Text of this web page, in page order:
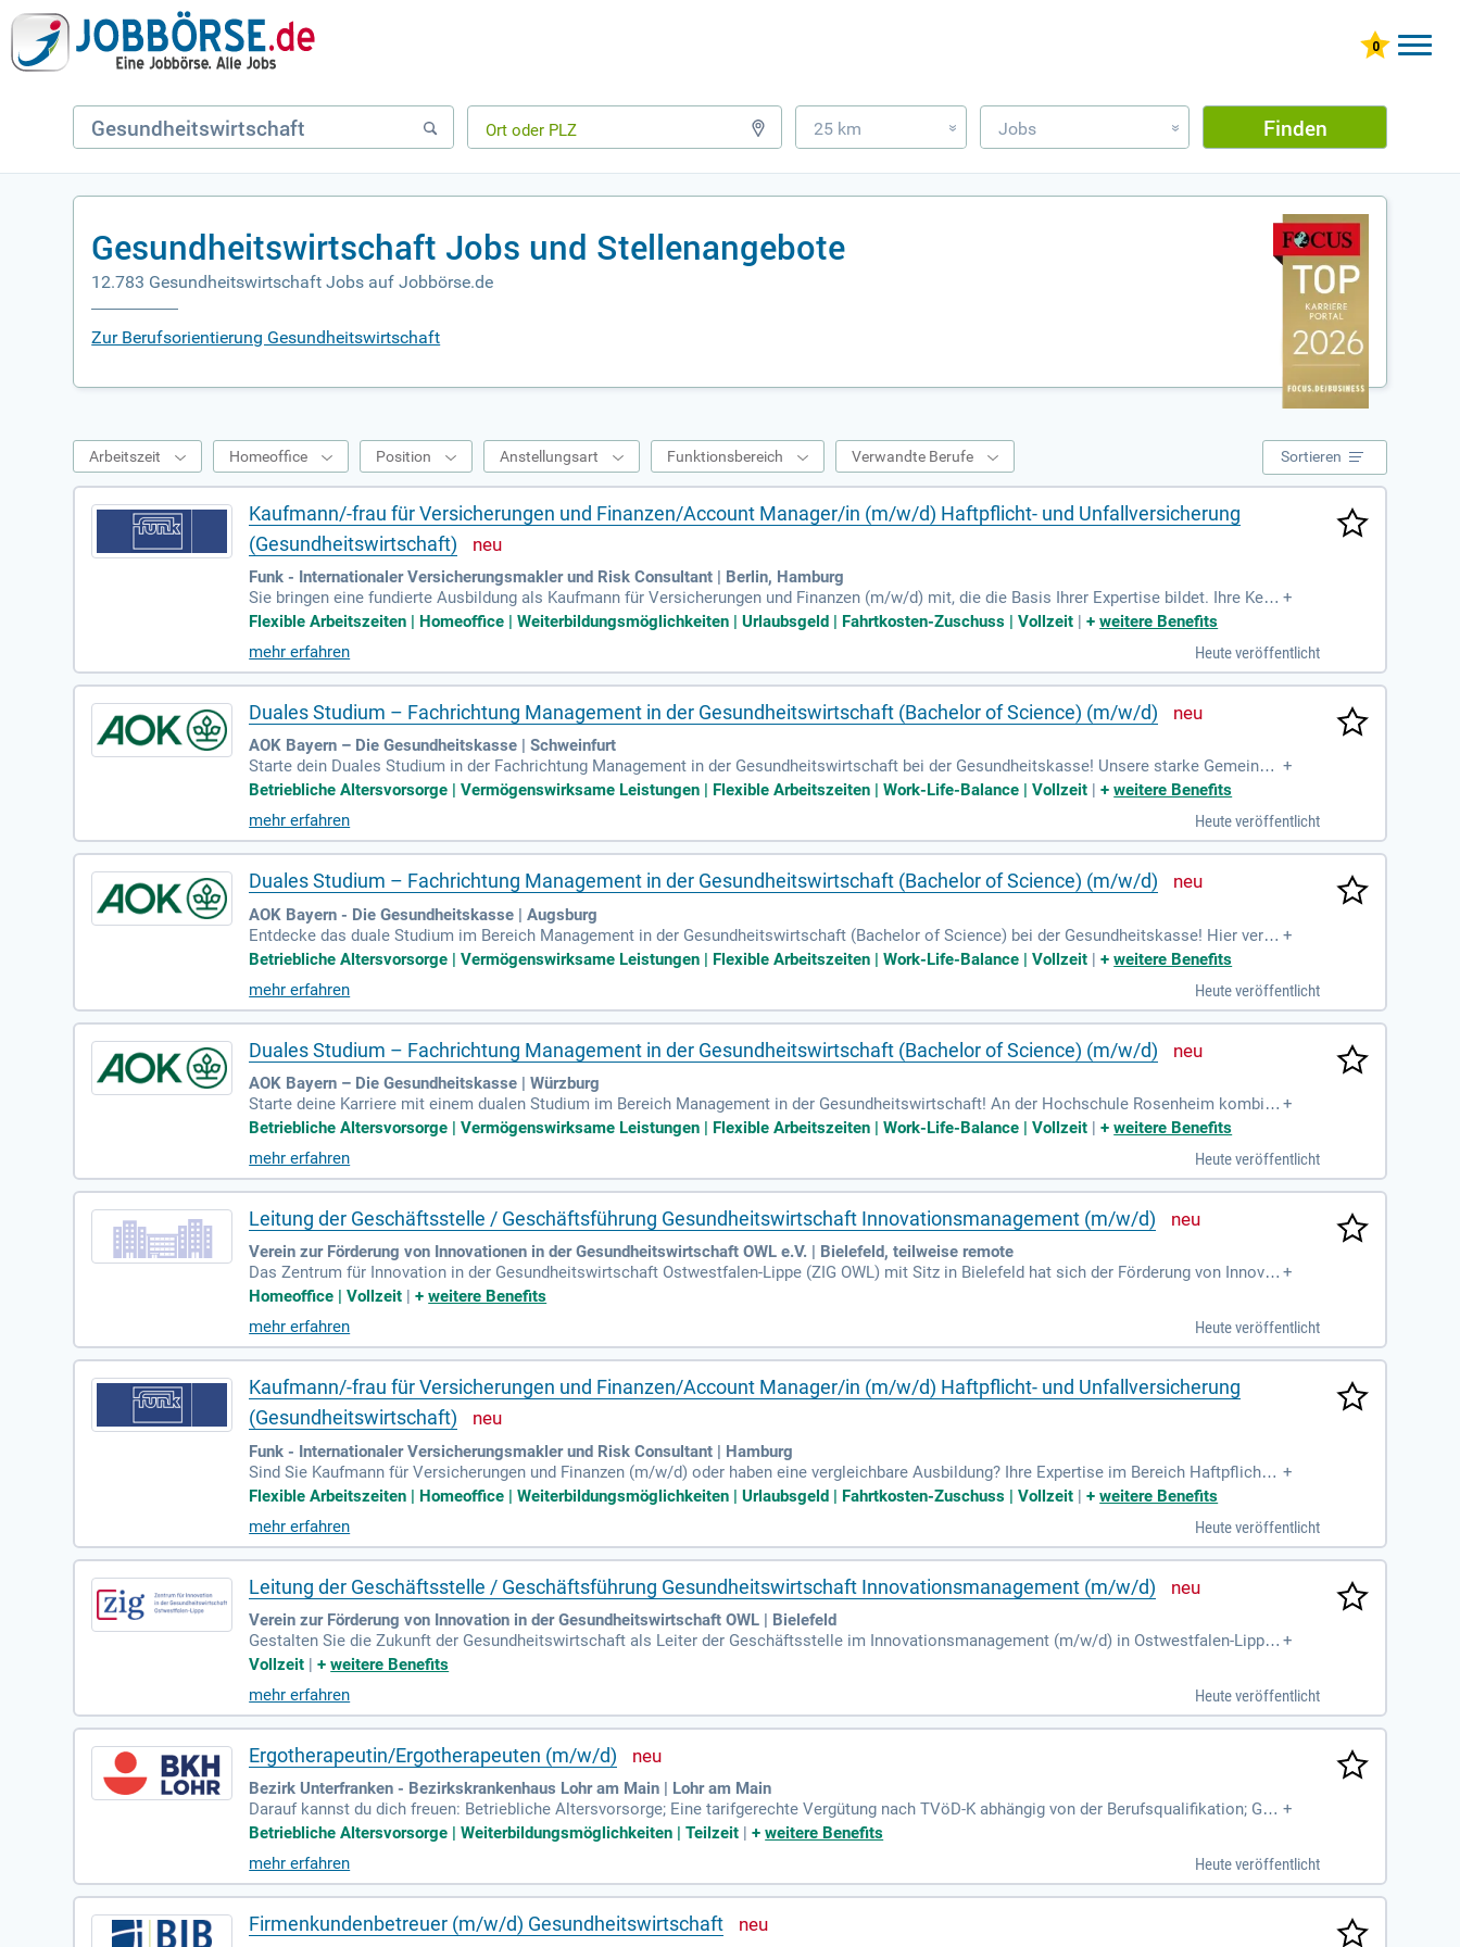
25 km » Jobs » Finden
Gesundheitswirtschaft Jobs und Stellenangebote
12.783 Gesundheitswirtschaft Jobs auf Jobbörse.de
Zur Berufsorientierung Gesundheitswirtschaft
Arbeitszeit Homeoffice Position Anstellungsart Funktionsbereich Verwandte Berufe Sortieren
Kaufmann/-frau für Versicherungen und Finanzen/Account Manager/in (m/w/d) Haftpflicht- und Unfallversicherung
(Gesundheitswirtschaft)
Funk - Internationaler Versicherungsmakler und Risk Consultant | Berlin, Hamburg
Sie bringen eine fundierte Ausbildung als Kaufmann für Versicherungen und Finanzen (m/w/d) mit, die die Basis Ihrer Expertise bildet. Ihre Kenn
tnisse in der Haftpflicht- und Unfallversicherung sind hervorragend. Idealerweise verfügen Sie über Erfahrung in der Betreuung von Kliniken, Pfle
geeinrichtungen oder im Bereich der Arzthaftung. Ihr Engagement und Ihre Teamfähigkeit sind entscheidend für unseren gemeinsamen Erfolg.
Sie arbeiten organisiert und strukturiert, um höchste Kundenzufriedenheit zu garantieren. Zudem beherrschen Sie MS-Office, insbesondere Exce
l, und sind bereit, sich in neue IT-Systeme einzuarbeiten.
+
Flexible Arbeitszeiten | Homeoffice | Weiterbildungsmöglichkeiten | Urlaubsgeld | Fahrtkosten-Zuschuss | Vollzeit |+weitere Benefits
mehr erfahren
Heute veröffentlicht
Duales Studium – Fachrichtung Management in der Gesundheitswirtschaft (Bachelor of Science) (m/w/d)
AOK Bayern – Die Gesundheitskasse | Schweinfurt
Starte dein Duales Studium in der Fachrichtung Management in der Gesundheitswirtschaft bei der Gesundheitskasse! Unsere starke Gemeinsc
haft setzt sich aus verschiedenen Talenten zusammen, die gemeinsam daran arbeiten, dass unsere Versicherten gesund bleiben. Durch die Ko
u „Management in der Gesundheitswirtschaft“ und machst damit einen wichtigen Schritt in deine Zukunft. Nach nur acht Semestern kannst du
den Bachelor of Science erwerben. Werde Teil unseres Teams und entwickle dich in einem unterstützenden Umfeld stetig weiter!
+
Betriebliche Altersvorsorge | Vermögenswirksame Leistungen | Flexible Arbeitszeiten | Work-Life-Balance | Vollzeit |+weitere Benefits
mehr erfahren
Heute veröffentlicht
Duales Studium – Fachrichtung Management in der Gesundheitswirtschaft (Bachelor of Science) (m/w/d)
AOK Bayern - Die Gesundheitskasse | Augsburg
Entdecke das duale Studium im Bereich Management in der Gesundheitswirtschaft (Bachelor of Science) bei der Gesundheitskasse! Hier verei
nen sich verschiedene Talente, um die Gesundheit unserer Versicherten zu fördern. Du profitierst von einer praxisnahen Ausbildung und einem f
undierten Studium an der Hochschule Rosenheim. Nach acht Semestern erhältst du deinen Bachelor-Abschluss, während du parallel die Ausbil
dung zum Sozialversicherungsfachangestellten absolvierst. Unser Motto lautet: Gemeinsam stärker! Starte deine Karriere in der Gesundheitswi
rtschaft und gestalte die Zukunft mit uns – bewirb dich jetzt!
+
Betriebliche Altersvorsorge | Vermögenswirksame Leistungen | Flexible Arbeitszeiten | Work-Life-Balance | Vollzeit |+weitere Benefits
mehr erfahren
Heute veröffentlicht
Duales Studium – Fachrichtung Management in der Gesundheitswirtschaft (Bachelor of Science) (m/w/d)
AOK Bayern – Die Gesundheitskasse | Würzburg
Starte deine Karriere mit einem dualen Studium im Bereich Management in der Gesundheitswirtschaft! An der Hochschule Rosenheim kombini
erst du eine fundierte akademische Ausbildung mit praktischen Erfahrungen. In nur acht Semestern erwirbst du den Bachelor of Science. Gleic
hzeitig absolvierst du eine dreijährige Ausbildung zum Sozialversicherungsfachangestellten in der Direktion Günzburg. Unsere starke Gemeinsc
haft unterstützt dich dabei, deine Stärken zu entfalten und gemeinsam weiterzukommen. Werde Teil eines dynamischen Teams, das sich für die
Gesundheit unserer Versicherten engagiert!
+
Betriebliche Altersvorsorge | Vermögenswirksame Leistungen | Flexible Arbeitszeiten | Work-Life-Balance | Vollzeit |+weitere Benefits
mehr erfahren
Heute veröffentlicht
Leitung der Geschäftsstelle / Geschäftsführung Gesundheitswirtschaft Innovationsmanagement (m/w/d)
Verein zur Förderung von Innovationen in der Gesundheitswirtschaft OWL e.V. | Bielefeld, teilweise remote
Das Zentrum für Innovation in der Gesundheitswirtschaft Ostwestfalen-Lippe (ZIG OWL) mit Sitz in Bielefeld hat sich der Förderung von Innovat
ionen und Gesundheit verschrieben. Als Entwicklungsagentur und Netzwerkgestalter bündelt es die Kräfte von mehr als 40 Mitgliedsorganisati
etablieren. Durch gezielte Projekte und Kooperationen werden neue Ansätze in der Gesundheitswirtschaft entwickelt. Das ZIG OWL unterstützt
seine Mitglieder aktiv in ihren Anliegen und Interessen. Gemeinsam gestalten wir die Zukunft der Gesundheitswirtschaft in der Region und stär
+
Homeoffice | Vollzeit |+weitere Benefits
mehr erfahren
Heute veröffentlicht
Kaufmann/-frau für Versicherungen und Finanzen/Account Manager/in (m/w/d) Haftpflicht- und Unfallversicherung
(Gesundheitswirtschaft)
Funk - Internationaler Versicherungsmakler und Risk Consultant | Hamburg
Sind Sie Kaufmann für Versicherungen und Finanzen (m/w/d) oder haben eine vergleichbare Ausbildung? Ihre Expertise im Bereich Haftpflicht-V
ersicherung macht Sie zu einem idealen Kandidaten. Kenntnisse in der Unfallversicherung sowie erste Erfahrungen in der Betreuung von Klinike
n und Pflegeeinrichtungen sind von Vorteil. Teamfähigkeit und Engagement sind entscheidend für unseren gemeinsamen Erfolg und die Zufried
enheit der Kunden. Sie arbeiten organisiert und strukturiert, um optimale Ergebnisse zu erzielen. Zudem bringen Sie solide IT-Kenntnisse in MS-
Office, besonders Excel, mit und sind bereit, sich in neue Systeme einzuarbeiten.
+
Flexible Arbeitszeiten | Homeoffice | Weiterbildungsmöglichkeiten | Urlaubsgeld | Fahrtkosten-Zuschuss | Vollzeit |+weitere Benefits
mehr erfahren
Heute veröffentlicht
Leitung der Geschäftsstelle / Geschäftsführung Gesundheitswirtschaft Innovationsmanagement (m/w/d)
Verein zur Förderung von Innovation in der Gesundheitswirtschaft OWL | Bielefeld
Gestalten Sie die Zukunft der Gesundheitswirtschaft als Leiter der Geschäftsstelle im Innovationsmanagement (m/w/d) in Ostwestfalen-Lippe/
Bielefeld. In dieser Vollzeitstelle führen Sie ein agiles Team und treiben die strategische Entwicklung des Netzwerks voran. Sie fungieren als A
n die Sicherstellung der finanziellen Basis durch Akquise von Fördermitteln und neuen Vereinsmitgliedern. Zudem identifizieren Sie Trends und
initiieren branchenübergreifende Innovationsprojekte in Bereichen wie Nachhaltigkeit und Digitalisierung. Bewerben Sie sich jetzt und gestalten
+
Vollzeit |+weitere Benefits
mehr erfahren
Heute veröffentlicht
Ergotherapeutin/Ergotherapeuten (m/w/d)
Bezirk Unterfranken - Bezirkskrankenhaus Lohr am Main | Lohr am Main
Darauf kannst du dich freuen: Betriebliche Altersvorsorge; Eine tarifgerechte Vergütung nach TVöD-K abhängig von der Berufsqualifikation; Ges
undheitsmanagement- und Sportangebote; Interne und externe Fort- und Weiterbildungsmöglichkeiten mit Kostenübernahme
+
Betriebliche Altersvorsorge | Weiterbildungsmöglichkeiten | Teilzeit |+weitere Benefits
mehr erfahren
Heute veröffentlicht
Firmenkundenbetreuer (m/w/d) Gesundheitswirtschaft